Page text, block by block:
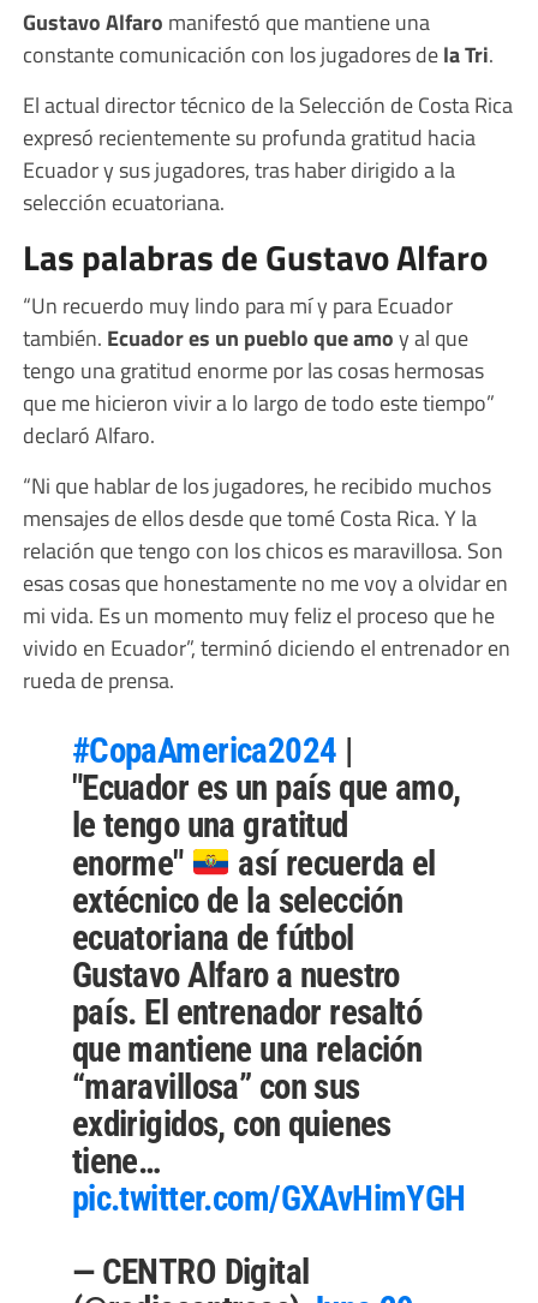
Gustavo Alfaro manifestó que mantiene una
constante comunicación con los jugadores dela Tri.
El actual director técnico de la Selección de Costa Rica
expresó recientemente su profunda gratitud hacia
Ecuador y sus jugadores, tras haber dirigido a la
selección ecuatoriana.
Las palabras de Gustavo Alfaro
“Un recuerdo muy lindo para mí y para Ecuador
también. Ecuador es un pueblo que amoy al que
tengo una gratitud enorme por las cosas hermosas
que me hicieron vivir a lo largo de todo este tiempo”
declaró Alfaro.
“Ni que hablar de los jugadores, he recibido muchos
mensajes de ellos desde que tomé Costa Rica. Y la
relación que tengo con los chicos es maravillosa. Son
esas cosas que honestamente no me voy a olvidar en
mi vida. Es un momento muy feliz el proceso que he
vivido en Ecuador”, terminó diciendo el entrenador en
rueda de prensa.
#CopaAmerica2024 |
"Ecuador es un país que amo,
le tengo una gratitud
enorme"
así recuerda el
extécnico de la selección
ecuatoriana de fútbol
Gustavo Alfaro a nuestro
país. El entrenador resaltó
que mantiene una relación
“maravillosa” con sus
exdirigidos, con quienes
tiene…
pic.twitter.com/GXAvHimYGH
— CENTRO Digital